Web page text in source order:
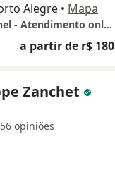
Alegre • Mapa
Stephanie Von Wurmb Helrighel - Atendimento online POA
a partir de r$ 180
Zanchet
56 opiniões